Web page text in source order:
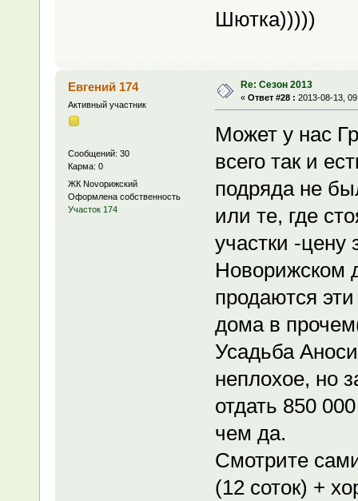
Шютка)))))
Евгений 174
Активный участник
Сообщений: 30
Карма: 0
ЖК Novoрижский
Оформлена собственность
Участок 174
Re: Сезон 2013
« Ответ #28 : 2013-08-13,
Может у нас
всего так и
подряда не
или те, где
участки -цену
Новорижском
продаются
дома в
Усадьба
неплохое, но
отдать 850
чем да.
Смотрите
(12 соток) +